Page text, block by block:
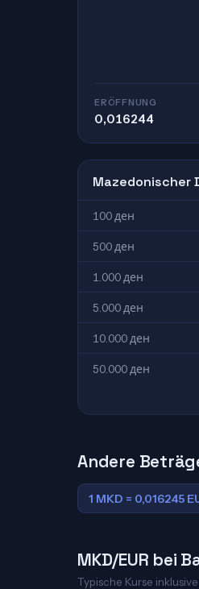
ERÖFFNUNG
0,016244
Mazedonischer
100 ден
500 ден
1.000 ден
5.000 ден
10.000 ден
50.000 ден
Andere
1 MKD = 0,016245
MKD/EUR bei
Typische Kurse